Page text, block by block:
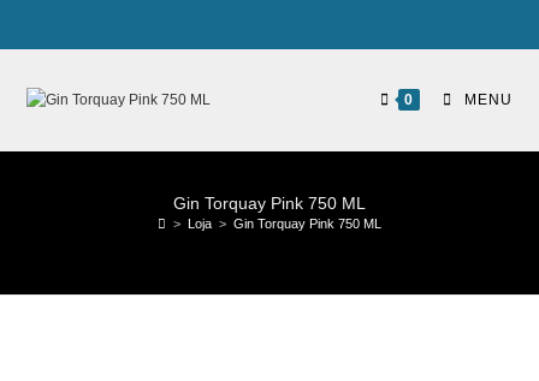
0 MENU
Gin Torquay Pink 750 ML
> Loja > Gin Torquay Pink 750 ML